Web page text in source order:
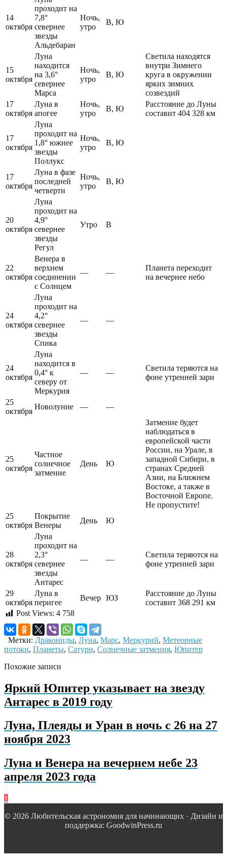
14
октября
проходит на
7,8°
севернее
звезды
Альдебаран
Ночь,
утро
В, Ю
15
октября
Луна
находится
на 3,6°
севернее
Марса
Ночь,
утро
В, Ю
Светила находятся
внутри Зимнего
круга в окружении
ярких зимних
созвездий
17
октября
Луна в
апогее
Ночь,
утро
В, Ю
Расстояние до Луны
составит 404 328 км
17
октября
Луна
проходит на
1,8° южнее
звезды
Поллукс
Ночь,
утро
В, Ю
17
октября
Луна в фазе
последней
четверти
Ночь,
утро
В, Ю
20
октября
Луна
проходит на
4,9°
севернее
звезды
Регул
Утро В
22
октября
Венера в
верхнем
соединении
с Солнцем
— —
Планета переходит
на вечернее небо
24
октября
Луна
проходит на
4,2°
севернее
звезды
Спика
— —
24
октября
Луна
находится в
0,4° к
северу от
Меркурия
— —
Светила теряются на
фоне утренней зари
25
октября
Новолуние — —
25
октября
Частное
солнечное
затмение
День Ю
Затмение будет
наблюдаться в
европейской части
России, на Урале, в
западной Сибири, в
странах Средней
Азии, на Ближнем
Востоке, а также в
Восточной Европе.
Не пропустите!
25
октября
Покрытие
Венеры
День Ю
28
октября
Луна
проходит на
2,3°
севернее
звезды
Антарес
— —
Светила теряются на
фоне утренней зари
29
октября
Луна в
перигее
Вечер ЮЗ
Расстояние до Луны
составит 368 291 км
Post Views: 4 758
Метки: Дракониды, Луна, Марс, Меркурий, Метеорные
потоки, Планеты, Сатурн, Солнечные затмения, Юпитер
Похожие записи
Яркий Юпитер указывает на звезду
Антарес в 2019 году
Луна, Плеяды и Уран в ночь с 26 на 27
ноября 2023
Луна и Венера на вечернем небе 23
апреля 2023 года
↑
© 2026 Любительская астрономия для начинающих · Дизайн и
поддержка: GoodwinPress.ru